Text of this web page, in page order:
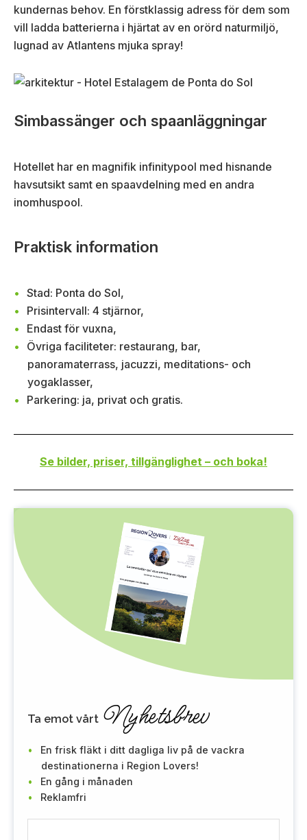
kundernas behov. En förstklassig adress för dem som
vill ladda batterierna i hjärtat av en orörd naturmiljö,
lugnad av Atlantens mjuka spray!
Simbassänger och spaanläggningar
Hotellet har en magnifik infinitypool med hisnande
havsutsikt samt en spaavdelning med en andra
inomhuspool.
Praktisk information
Stad: Ponta do Sol,
Prisintervall: 4 stjärnor,
Endast för vuxna,
Övriga faciliteter: restaurang, bar,
panoramaterrass, jacuzzi, meditations- och
yogaklasser,
Parkering: ja, privat och gratis.
Se bilder, priser, tillgänglighet – och boka!
Ta emot vårt Nyhetsbrev
En frisk fläkt i ditt dagliga liv på de vackra
destinationerna i Region Lovers!
En gång i månaden
Reklamfri